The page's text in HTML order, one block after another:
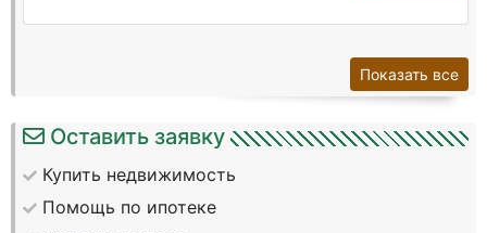
Оставить заявку
Купить недвижимость
Помощь по ипотеке
Показать все